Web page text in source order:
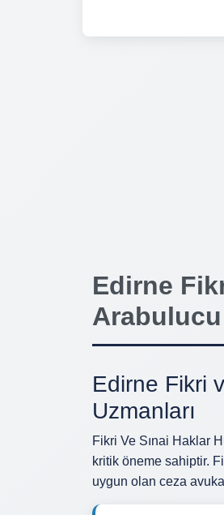
Edirne
Edirne Fikri
Uzmanları
Fikri Ve Sınai Haklar
kritik öneme sahiptir.
uygun olan ceza